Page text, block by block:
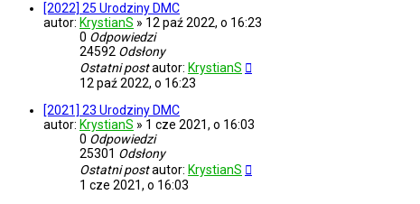
[2022] 25 Urodziny DMC
autor: KrystianS » 12 paź 2022, o 16:23
0 Odpowiedzi
24592 Odsłony
Ostatni postautor: KrystianS
12 paź 2022, o 16:23
[2021] 23 Urodziny DMC
autor: KrystianS » 1 cze 2021, o 16:03
0 Odpowiedzi
25301 Odsłony
Ostatni postautor: KrystianS
1 cze 2021, o 16:03